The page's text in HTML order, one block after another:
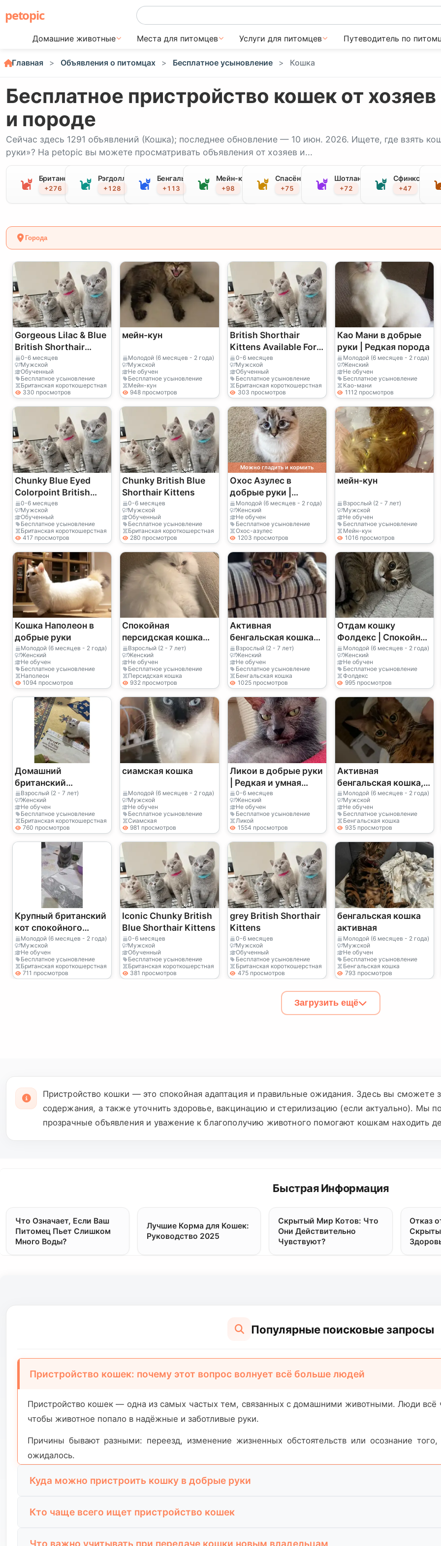
petopic
Домашние животные Места для питомцев Услуги для питомцев Путеводитель по
Главная Объявления о питомцах Бесплатное усыновление Кошка
Бесплатное пристройство кошек от
и породе
Сейчас здесь 1291 объявлений (Кошка); последнее обновление — 10 июн. 2026. Ищете, где взять
руки»? На petopic вы можете просматривать объявления от хозяев и...
Британская короткошерстная
+276
Рэгдолл
+128
Бенгальская кошка
+113
Мейн-кун
+98
Спасённая кошка
+75
Шотландская вислоухая
+72
Сфинкс
+47
Города
Gorgeous Lilac & Blue
British Shorthair
Kittens
0-6 месяцев
Мужской
Обученный
Бесплатное усыновление
Британская короткошерстная
330 просмотров
мейн-кун
Молодой (6 месяцев - 2 года)
Мужской
Не обучен
Бесплатное усыновление
Мейн-кун
948 просмотров
British Shorthair
Kittens Available For
Reservation
0-6 месяцев
Мужской
Обученный
Бесплатное усыновление
Британская короткошерстная
303 просмотров
Као Мани в добрые
руки | Редкая порода
Молодой (6 месяцев - 2 года)
Женский
Не обучен
Бесплатное усыновление
Као-мани
1112 просмотров
Chunky Blue Eyed
Colorpoint British
Shorthairs
0-6 месяцев
Мужской
Обученный
Бесплатное усыновление
Британская короткошерстная
417 просмотров
Chunky British Blue
Shorthair Kittens
0-6 месяцев
Мужской
Обученный
Бесплатное усыновление
Британская короткошерстная
280 просмотров
Можно гладить и кормить
Охос Азулес в
добрые руки |
Голубые глаза
Молодой (6 месяцев - 2 года)
Женский
Не обучен
Бесплатное усыновление
Охос-азулес
1203 просмотров
мейн-кун
Взрослый (2 - 7 лет)
Мужской
Не обучен
Бесплатное усыновление
Мейн-кун
1016 просмотров
Кошка Наполеон в
добрые руки
Молодой (6 месяцев - 2 года)
Женский
Не обучен
Бесплатное усыновление
Наполеон
1094 просмотров
Спокойная
персидская кошка
ищет новый дом
Взрослый (2 - 7 лет)
Женский
Не обучен
Бесплатное усыновление
Персидская кошка
932 просмотров
Активная
бенгальская кошка
для жизни в
квартире
Взрослый (2 - 7 лет)
Женский
Не обучен
Бесплатное усыновление
Бенгальская кошка
1025 просмотров
Отдам кошку
Фолдекс | Спокойная
и ласковая
Молодой (6 месяцев - 2 года)
Женский
Не обучен
Бесплатное усыновление
Фолдекс
995 просмотров
Домашний
британский
короткошёрстный
кот ищет спокойную
семью
Взрослый (2 - 7 лет)
Женский
Не обучен
Бесплатное усыновление
Британская короткошерстная
760 просмотров
сиамская кошка
Молодой (6 месяцев - 2 года)
Мужской
Не обучен
Бесплатное усыновление
Сиамская
981 просмотров
Ликои в добрые руки
| Редкая и умная
кошка
0-6 месяцев
Женский
Не обучен
Бесплатное усыновление
Ликой
1554 просмотров
Активная
бенгальская кошка,
любящая
исследовать дом
Молодой (6 месяцев - 2 года)
Мужской
Не обучен
Бесплатное усыновление
Бенгальская кошка
935 просмотров
Крупный британский
кот спокойного
характера
Молодой (6 месяцев - 2 года)
Мужской
Не обучен
Бесплатное усыновление
Британская короткошерстная
711 просмотров
Iconic Chunky British
Blue Shorthair Kittens
0-6 месяцев
Мужской
Обученный
Бесплатное усыновление
Британская короткошерстная
381 просмотров
grey British Shorthair
Kittens
0-6 месяцев
Мужской
Обученный
Бесплатное усыновление
Британская короткошерстная
475 просмотров
бенгальская кошка
активная
Молодой (6 месяцев - 2 года)
Мужской
Не обучен
Бесплатное усыновление
Бенгальская кошка
793 просмотров
Загрузить ещё
Пристройство кошки — это спокойная адаптация и правильные ожидания. Здесь вы сможете
содержания, а также уточнить здоровье, вакцинацию и стерилизацию (если актуально). Мы
прозрачные объявления и уважение к благополучию животного помогают кошкам находить
Быстрая Информация
Что Означает, Если Ваш
Питомец Пьет Слишком
Много Воды?
Лучшие Корма для Кошек:
Руководство 2025
Скрытый Мир Котов: Что
Они Действительно
Чувствуют?
Отказ
Популярные поисковые запросы
Пристройство кошек: почему этот вопрос волнует всё больше людей
Пристройство кошек — одна из самых частых тем, связанных с домашними животными. Люди всё
чтобы животное попало в надёжные и заботливые руки.
Причины бывают разными: переезд, изменение жизненных обстоятельств или осознание
ожидалось.
Куда можно пристроить кошку в добрые руки
кошку бесплатно людям, которые действительно готовы заботиться о животном.
Такой подход снижает стресс для кошки и увеличивает шансы на успешную адаптацию в новом
Кто чаще всего ищет пристройство кошек
Что важно учитывать при передаче кошки новым владельцам